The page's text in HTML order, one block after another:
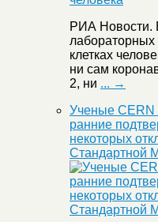
РИА Новости.
лабораторных
клетках
ни сам
2, ни ... →
Ученые CERN
ранние
некоторых
Стандартной